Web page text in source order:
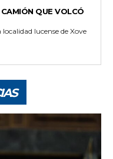
QUE VOLCÓ
lucense de Xove